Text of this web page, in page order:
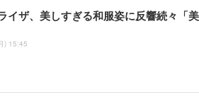
イザ、美しすぎる和服姿に反響続々「美
) 15:45